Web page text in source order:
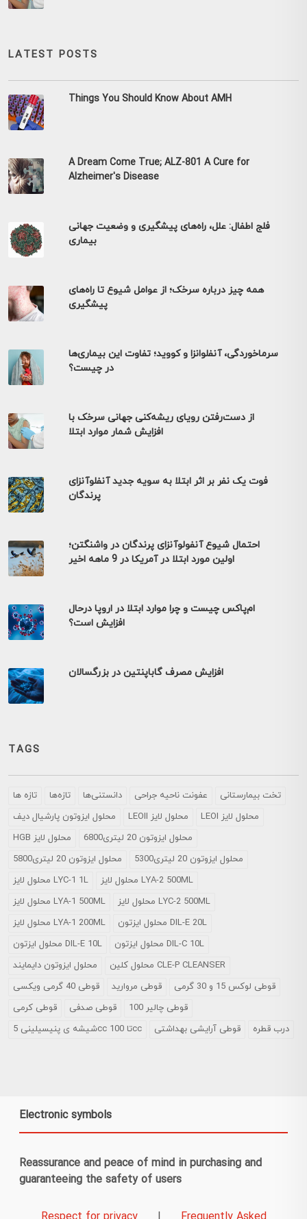
LATEST POSTS
Things You Should Know About AMH
A Dream Come True; ALZ-801 A Cure for
Alzheimer's Disease
فلج اطفال: علل، راه‌های پیشگیری و وضعیت جهانی
بیماری
همه چیز درباره سرخک؛ از عوامل شیوع تا راه‌های
پیشگیری
سرماخوردگی، آنفلوانزا و کووید؛ تفاوت این بیماری‌ها
در چیست؟
از دست‌رفتن رویای ریشه‌کنی جهانی سرخک با
افزایش شمار موارد ابتلا
فوت یک نفر بر اثر ابتلا به سویه جدید آنفلوآنزای
پرندگان
احتمال شیوع آنفولوآنزای پرندگان در واشنگتن؛
اولین مورد ابتلا در آمریکا در 9 ماهه اخیر
ام‌پاکس چیست و چرا موارد ابتلا در اروپا درحال
افزایش است؟
افزایش مصرف گاباپنتین در بزرگسالان
TAGS
تازه ها تازه‌ها دانستنی‌ها عفونت ناحیه جراحی
تخت بیمارستانی
محلول ايزوتون پارشيال ديف
LEOII محلول لایز
LEOI محلول لایز
HGB محلول لایز
محلول ایزوتون 20 لیتری6800
محلول ایزوتون 20 لیتری5800
محلول ایزوتون 20 لیتری5300
محلول لایز LYC-1 1L
محلول لایز LYA-2 500ML
محلول لایز LYA-1 500ML
محلول لایز LYC-2 500ML
محلول لایز LYA-1 200ML
محلول ایزتون DIL-E 20L
محلول ایزتون DIL-E 10L
محلول ایزتون DIL-C 10L
محلول ایزوتون دایمایند
محلول کلین CLE-P CLEANSER
قوطی 40 گرمی ویکسی
قوطی مروارید
قوطی لوکس 15 و 30 گرمی
قوطی کرمی
قوطی صدفی
قوطی چالیر 100
شیشه ی پنیسیلینی 5cc تا 100cc
قوطی آرایشی بهداشتی درب قطره
Electronic symbols
Reassurance and peace of mind in purchasing and
guaranteeing the safety of users